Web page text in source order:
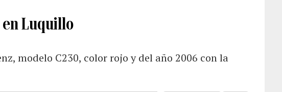
Luquillo
modelo C230, color rojo y del año 2006 con la